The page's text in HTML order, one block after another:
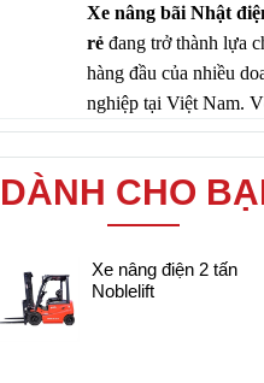
cao dù đã qua sử dụng.
Xe nâng bãi Nhật
rẻ đang trở thành lựa
hàng đầu của nhiều
nghiệp tại Việt Nam.
ưu điểm bền bỉ, tiết
điện năng, vận hành
và giá thành thấp hơn
kể so với xe mới, dòng
các nhà máy, kho hàng,
DÀNH CHO
Xe nâng điện 2 tấn
Noblelift